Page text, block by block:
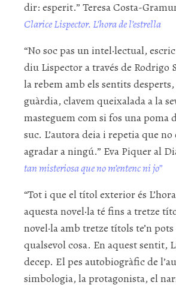
dir: esperit.” Teresa Costa-
Clarice Lispector. L’hora de l’estrella
“No soc pas un intel·lectual,
diu Lispector a través de Rodrigo
la rebem amb els sentits
guàrdia, clavem queixalada a la
masteguem com si fos una poma
suc. L’autora deia i repetia que
agradar a ningú.” Eva Piquer al
tan misteriosa que no m’entenc ni jo”
“Tot i que el títol exterior és
aquesta novel·la té fins a tretze
novel·la amb tretze títols te’n
qualsevol cosa. En aquest sentit,
decep. El pes autobiogràfic de
simbologia, la protagonista, el